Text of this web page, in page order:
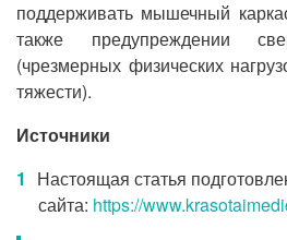
поддерживать мышечный
также предупреждении
(чрезмерных физических
тяжести).
Источники
Настоящая статья
сайта: https://